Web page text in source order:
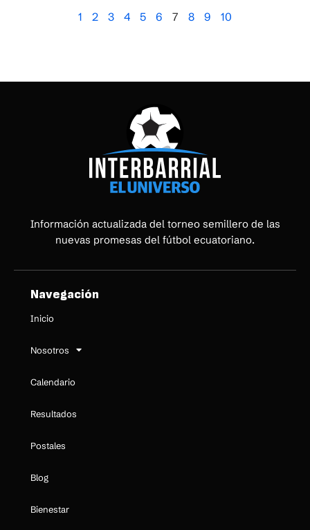
1 2 3 4 5 6 7 8 9 10
Información actualizada del torneo semillero de las
nuevas promesas del fútbol ecuatoriano.
Navegación
Inicio
Nosotros
Calendario
Resultados
Postales
Blog
Bienestar